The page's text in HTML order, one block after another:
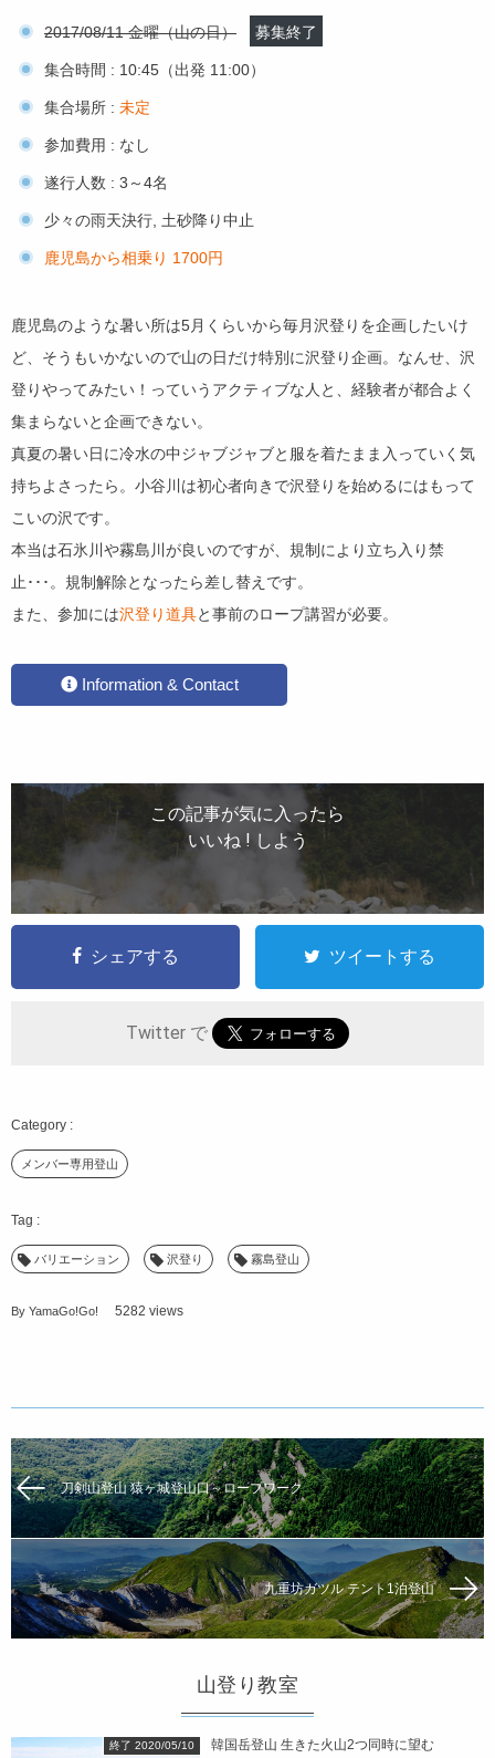
2017/08/11 金曜（山の日） 募集終了
集合時間 : 10:45（出発 11:00）
集合場所 : 未定
参加費用 : なし
遂行人数 : 3～4名
少々の雨天決行, 土砂降り中止
鹿児島から相乗り 1700円
鹿児島のような暑い所は5月くらいから毎月沢登りを企画したいけ
ど、そうもいかないので山の日だけ特別に沢登り企画。なんせ、沢
登りやってみたい！っていうアクティブな人と、経験者が都合よく
集まらないと企画できない。
真夏の暑い日に冷水の中ジャブジャブと服を着たまま入っていく気
持ちよさったら。小谷川は初心者向きで沢登りを始めるにはもって
こいの沢です。
本当は石氷川や霧島川が良いのですが、規制により立ち入り禁
止･･･。規制解除となったら差し替えです。
また、参加には沢登り道具と事前のロープ講習が必要。
Information & Contact
この記事が気に入ったら
いいね ! しよう
シェアする ツイートする
Twitter で
メンバー専用登山
バリエーション 沢登り 霧島登山
By YamaGo!Go! 5282 views
刀剣山登山 猿ヶ城登山口～ロープワーク
九重坊ガツル テント1泊登山
山登り教室
終了 2020/05/10 韓国岳登山 生きた火山2つ同時に望む